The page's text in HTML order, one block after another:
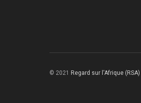
© 2021 Regard sur l'Afrique (RSA)